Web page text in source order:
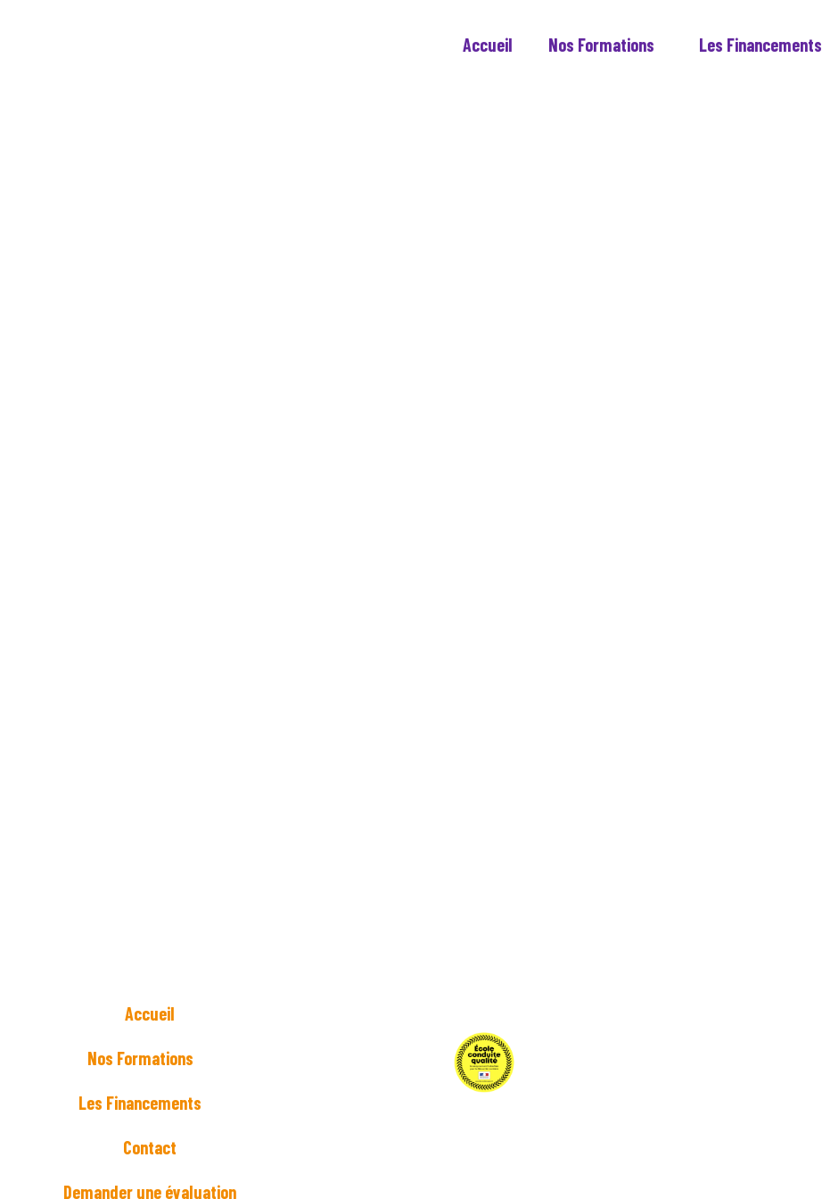
Accueil Nos Formations Les Financements
Accueil
Nos Formations
Les Financements
Contact
Demander une évaluation